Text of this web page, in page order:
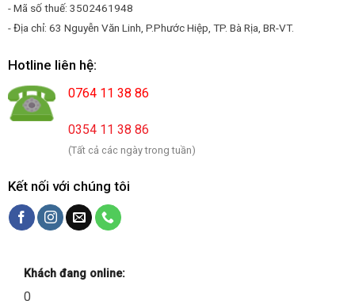
- Mã số thuế: 3502461948
- Địa chỉ: 63 Nguyễn Văn Linh, P.Phước Hiệp, TP. Bà Rịa, BR-VT.
Hotline liên hệ:
0764 11 38 86
0354 11 38 86
(Tất cả các ngày trong tuần)
Kết nối với chúng tôi
Khách đang online:
0